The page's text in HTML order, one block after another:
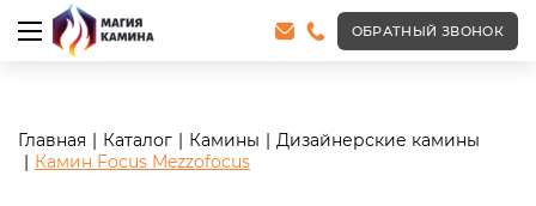
<meta name="robots" content="noindex, follow"/>
ОБРАТНЫЙ ЗВОНОК
Главная Каталог Камины
Дизайнерские камины
Камин Focus Mezzofocus